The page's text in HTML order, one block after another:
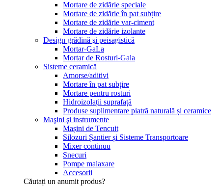
Mortare de zidărie speciale
Mortare de zidărie în pat subțire
Mortare de zidărie var-ciment
Mortare de zidărie izolante
Design grădină şi peisagistică
Mortar-GaLa
Mortar de Rosturi-Gala
Sisteme ceramică
Amorse/aditivi
Mortare în pat subțire
Mortare pentru rosturi
Hidroizolații suprafață
Produse suplimentare piatră naturală și ceramice
Maşini şi instrumente
Mașini de Tencuit
Silozuri Șantier și Sisteme Transportoare
Mixer continuu
Snecuri
Pompe malaxare
Accesorii
Căutați un anumit produs?